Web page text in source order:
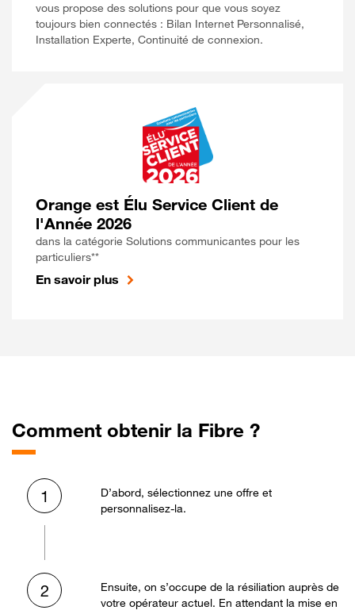
vous propose des solutions pour que vous soyez
toujours bien connectés : Bilan Internet Personnalisé,
Installation Experte, Continuité de connexion.
Orange est Élu Service Client de
l'Année 2026
dans la catégorie Solutions communicantes pour les
particuliers**
En savoir plus
Comment obtenir la Fibre ?
1
D’abord, sélectionnez une offre et
personnalisez-la.
2
Ensuite, on s’occupe de la résiliation auprès de
votre opérateur actuel. En attendant la mise en